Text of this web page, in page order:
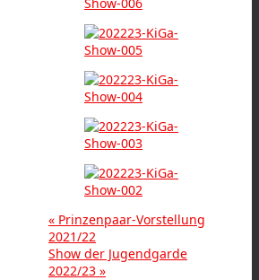
« Prinzenpaar-Vorstellung
2021/22
Show der Jugendgarde
2022/23 »